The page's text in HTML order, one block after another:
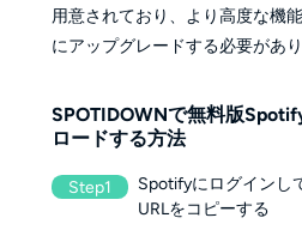
用意されており、より高度な機
にアップグレードする必要があり
SPOTIDOWNで無料版
ロードする方法
Step1
Spotifyにログインし
URLをコピーする